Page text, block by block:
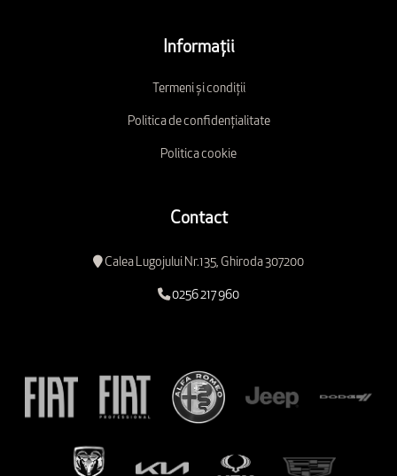
Informații
Termeni și condiții
Politica de confidențialitate
Politica cookie
Contact
Calea Lugojului Nr.135, Ghiroda 307200
0256 217 960